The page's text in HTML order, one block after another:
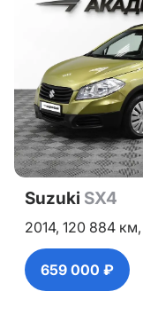
Suzuki SX4
2014, 120 884 км,
659 000 ₽